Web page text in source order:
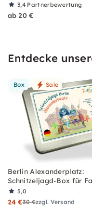
3,4 Partnerbewertung
ab 20 €
Entdecke
Box Sale
Berlin Alexanderplatz:
Schnitzeljagd-Box für
5,0
24 €30 €zzgl. Versand